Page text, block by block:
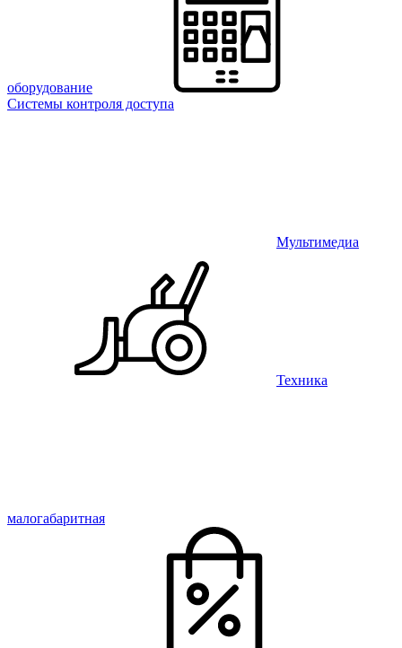
оборудование
Системы контроля доступа
Мультимедиа
Техника
малогабаритная